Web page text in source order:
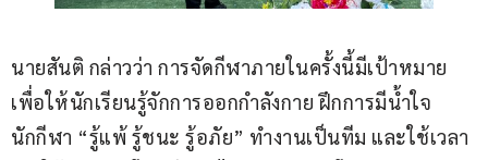
นายสันติ กล่าวว่า การจัดกีฬาภายในครั้งนี้มีเป้าหมาย
เพื่อให้นักเรียนรู้จักการออกกำลังกาย ฝึกการมีน้ำใจ
นักกีฬา “รู้แพ้ รู้ชนะ รู้อภัย” ทำงานเป็นทีม และใช้เวลา